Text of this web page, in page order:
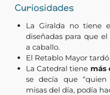
Curiosidades
La Giralda no tiene
diseñadas para que
a caballo.
El Retablo Mayor tardó
La Catedral tiene más
se decía que
misas del día, podía